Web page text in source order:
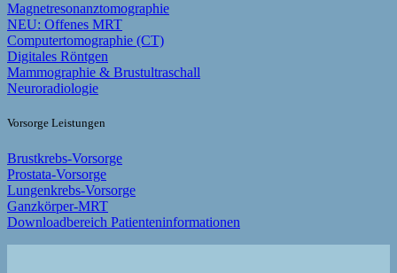
Magnetresonanztomographie
NEU: Offenes MRT
Computertomographie (CT)
Digitales Röntgen
Mammographie & Brustultraschall
Neuroradiologie
Vorsorge Leistungen
Brustkrebs-Vorsorge
Prostata-Vorsorge
Lungenkrebs-Vorsorge
Ganzkörper-MRT
Downloadbereich Patienteninformationen